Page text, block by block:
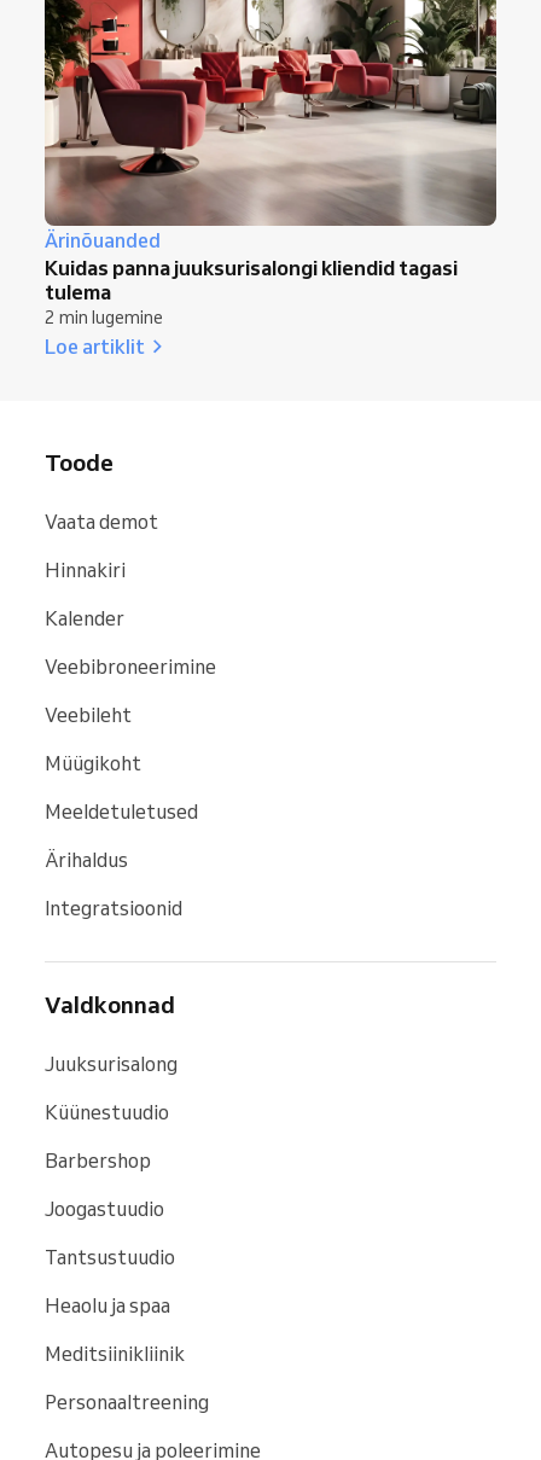
Ärinõuanded
Kuidas panna juuksurisalongi kliendid tagasi
tulema
2 min lugemine
Loe artiklit
Toode
Vaata demot
Hinnakiri
Kalender
Veebibroneerimine
Veebileht
Müügikoht
Meeldetuletused
Ärihaldus
Integratsioonid
Valdkonnad
Juuksurisalong
Küünestuudio
Barbershop
Joogastuudio
Tantsustuudio
Heaolu ja spaa
Meditsiinikliinik
Personaaltreening
Autopesu ja poleerimine